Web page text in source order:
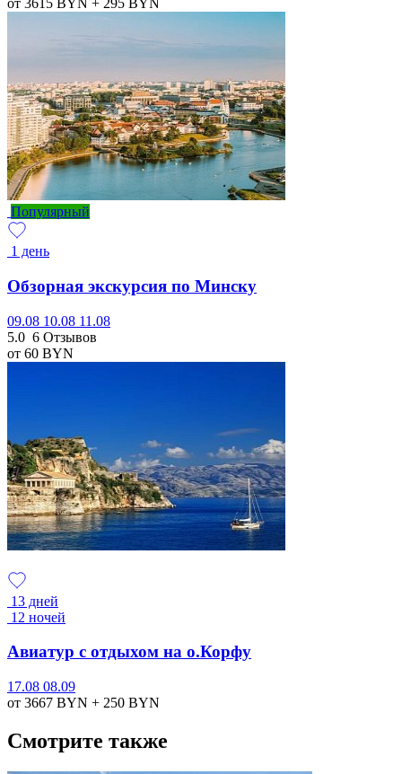
от 3615 BYN + 295 BYN
Популярный
1 день
Обзорная экскурсия по Минску
09.08 10.08 11.08
5.0 6 Отзывов
от 60 BYN
13 дней
12 ночей
Авиатур с отдыхом на о.Корфу
17.08 08.09
от 3667 BYN + 250 BYN
Смотрите также